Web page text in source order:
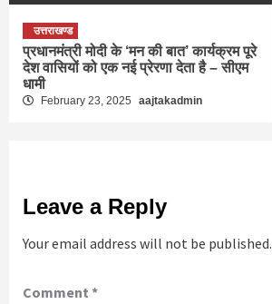
उत्तराखण्ड
प्रधानमंत्री मोदी के ‘मन की बात’ कार्यक्रम पूरे
देश वासियों को एक नई प्रेरणा देता है – सीएम
धामी
February 23, 2025 aajtakadmin
Leave a Reply
Your email address will not be published.
Comment *